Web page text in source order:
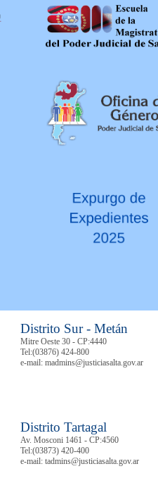
Distrito Sur - Metán
Mitre Oeste 30 - CP:4440
Tel:(03876) 424-800
e-mail: madmins@justiciasalta.gov.ar
Distrito Tartagal
Av. Mosconi 1461 - CP:4560
Tel:(03873) 420-400
e-mail: tadmins@justiciasalta.gov.ar